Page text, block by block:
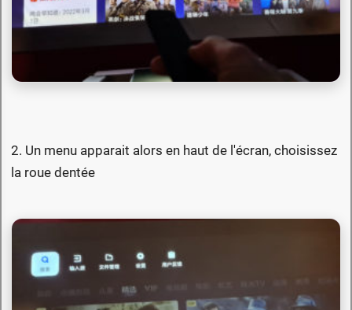
2. Un menu apparait alors en haut de l'écran, choisissez
la roue dentée